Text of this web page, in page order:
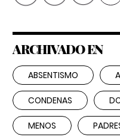
ARCHIVADO EN
ABSENTISMO
CONDENAS
MENOS